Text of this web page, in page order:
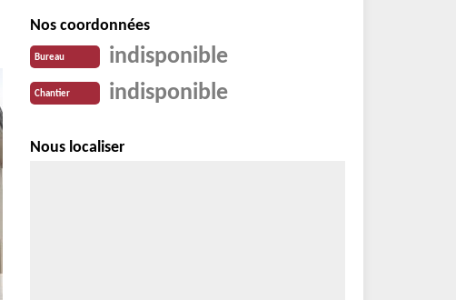
Nos coordonnées
Bureau indisponible
Chantier indisponible
Nous localiser